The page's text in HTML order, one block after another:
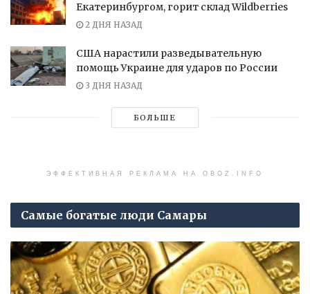
Екатеринбургом, горит склад Wildberries
2 ДНЯ НАЗАД
США нарастили разведывательную
помощь Украине для ударов по России
3 ДНЯ НАЗАД
БОЛЬШЕ
ЭФФЕКТИВНАЯ РЕКЛАМА НА OBOZ.INFO
Самые богатые люди Самары